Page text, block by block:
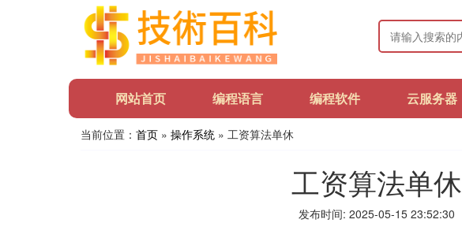
网站首页 编程语言 编程软件 云服务器
当前位置： 首页 » 操作系统 » 工资算法单休
工资算法单休
发布时间: 2025-05-15 23:52:30